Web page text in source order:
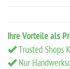
Ihre Vorteile als
Trusted Shops
Nur